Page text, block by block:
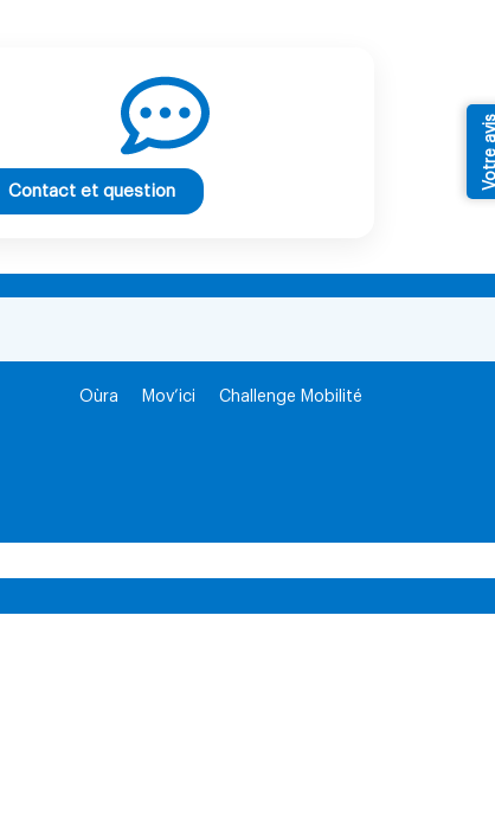
Contact et question
Oùra Mov’ici Challenge Mobilité